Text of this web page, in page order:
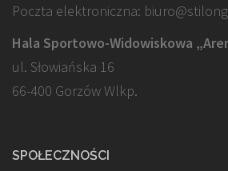
Poczta elektroniczna:
Hala Sportowo-Widowiskowa
ul. Słowiańska 16
66-400 Gorzów Wlkp.
SPOŁECZNOŚCI